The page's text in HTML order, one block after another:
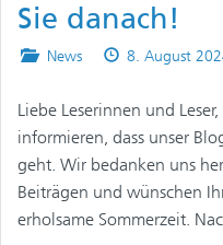
Sie danach!
Posted
News
Published
8. August
Liebe Leserinnen und
informieren, dass unser
geht. Wir bedanken uns
Beiträgen und wünschen
erholsame Sommerzeit.